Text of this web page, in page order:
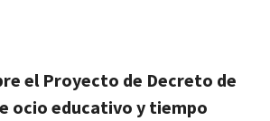
el Proyecto de Decreto de
ocio educativo y tiempo